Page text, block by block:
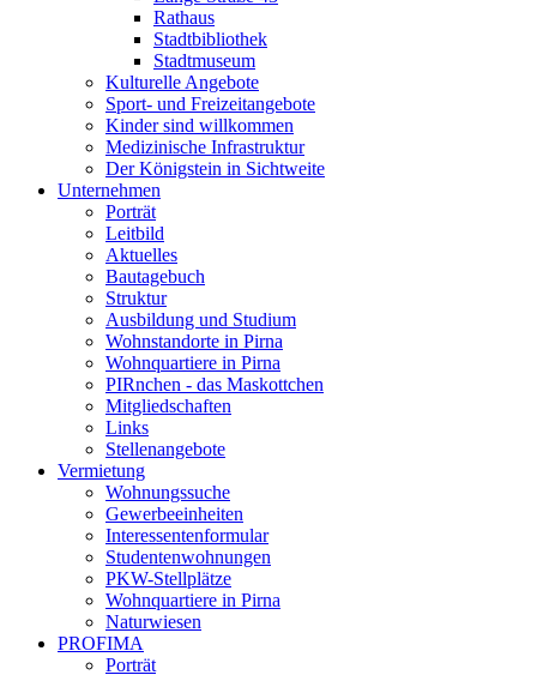
Rathaus
Stadtbibliothek
Stadtmuseum
Kulturelle Angebote
Sport- und Freizeitangebote
Kinder sind willkommen
Medizinische Infrastruktur
Der Königstein in Sichtweite
Unternehmen
Porträt
Leitbild
Aktuelles
Bautagebuch
Struktur
Ausbildung und Studium
Wohnstandorte in Pirna
Wohnquartiere in Pirna
PIRnchen - das Maskottchen
Mitgliedschaften
Links
Stellenangebote
Vermietung
Wohnungssuche
Gewerbeeinheiten
Interessentenformular
Studentenwohnungen
PKW-Stellplätze
Wohnquartiere in Pirna
Naturwiesen
PROFIMA
Porträt